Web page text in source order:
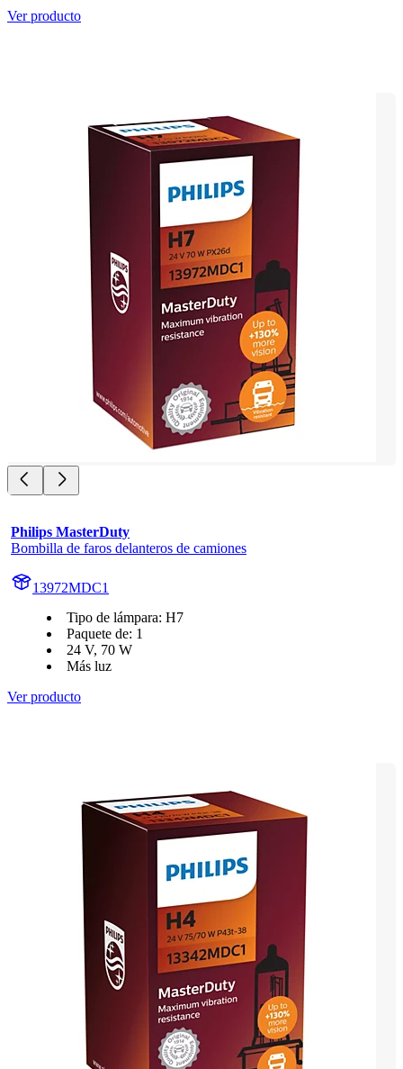
Ver producto
Philips MasterDuty
Bombilla de faros delanteros de camiones
13972MDC1
Tipo de lámpara: H7
Paquete de: 1
24 V, 70 W
Más luz
Ver producto